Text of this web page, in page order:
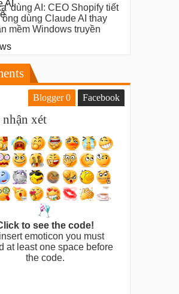
dùng AI: CEO Shopify tiết
ông dùng Claude AI thay
mềm Windows truyền
Blogger0 Facebook
xét
to see the code!
emoticon you must
at least one space before
the code.